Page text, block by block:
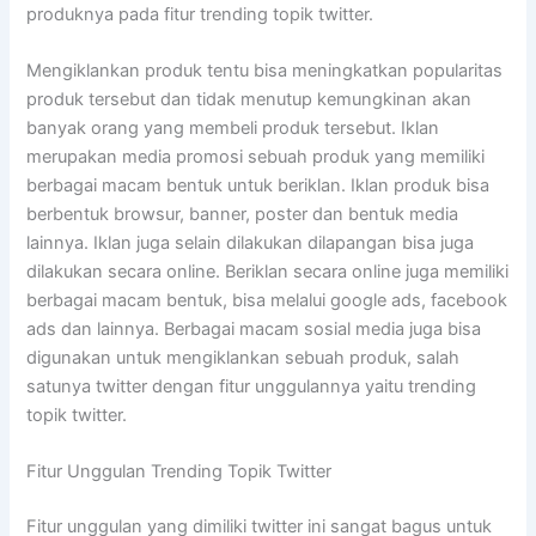
produknya pada fitur trending topik twitter.
Mengiklankan produk tentu bisa meningkatkan popularitas
produk tersebut dan tidak menutup kemungkinan akan
banyak orang yang membeli produk tersebut. Iklan
merupakan media promosi sebuah produk yang memiliki
berbagai macam bentuk untuk beriklan. Iklan produk bisa
berbentuk browsur, banner, poster dan bentuk media
lainnya. Iklan juga selain dilakukan dilapangan bisa juga
dilakukan secara online. Beriklan secara online juga memiliki
berbagai macam bentuk, bisa melalui google ads, facebook
ads dan lainnya. Berbagai macam sosial media juga bisa
digunakan untuk mengiklankan sebuah produk, salah
satunya twitter dengan fitur unggulannya yaitu trending
topik twitter.
Fitur Unggulan Trending Topik Twitter
Fitur unggulan yang dimiliki twitter ini sangat bagus untuk